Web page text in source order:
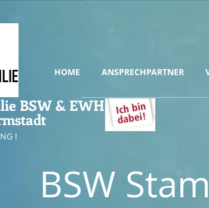
HOME ANSPRECHPARTNER
BSW & EWH
!
BSW